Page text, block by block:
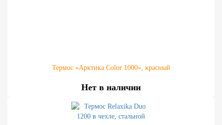
Термос «Арктика Color 1000», красный
Нет в наличии